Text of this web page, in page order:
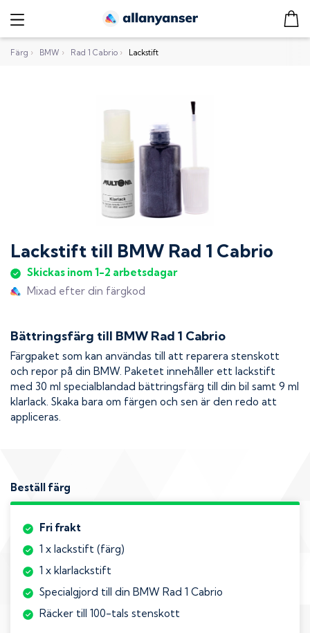
Färg › BMW › Rad 1 Cabrio › Lackstift
Lackstift till BMW Rad 1 Cabrio
Skickas inom 1-2 arbetsdagar
Mixad efter din färgkod
Bättringsfärg till BMW Rad 1 Cabrio
Färgpaket som kan användas till att reparera stenskott
och repor på din BMW. Paketet innehåller ett lackstift
med 30 ml specialblandad bättringsfärg till din bil samt 9 ml
klarlack. Skaka bara om färgen och sen är den redo att
appliceras.
Beställ färg
Fri frakt
1 x lackstift (färg)
1 x klarlackstift
Specialgjord till din BMW Rad 1 Cabrio
Räcker till 100-tals stenskott